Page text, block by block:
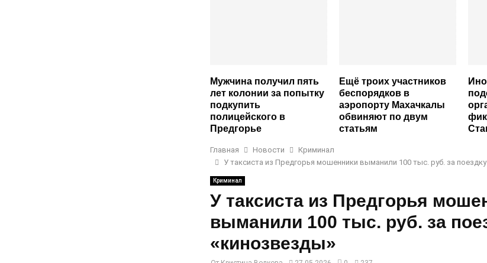
Мужчина получил пять
лет колонии за попытку
подкупить
полицейского в
Предгорье
Ещё троих участников
беспорядков в
аэропорту Махачкалы
обвиняют по двум
статьям
Главная Новости
Криминал
У таксиста из Предгорья мошенники выманили 100 тыс. руб. за
Криминал
У таксиста из Предгорья
выманили 100 тыс. руб. за
«кинозвезды»